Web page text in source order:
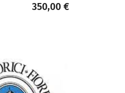
350,00 €